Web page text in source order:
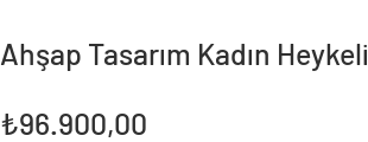
Ahşap Tasarım Kadın Heykeli
₺96.900,00